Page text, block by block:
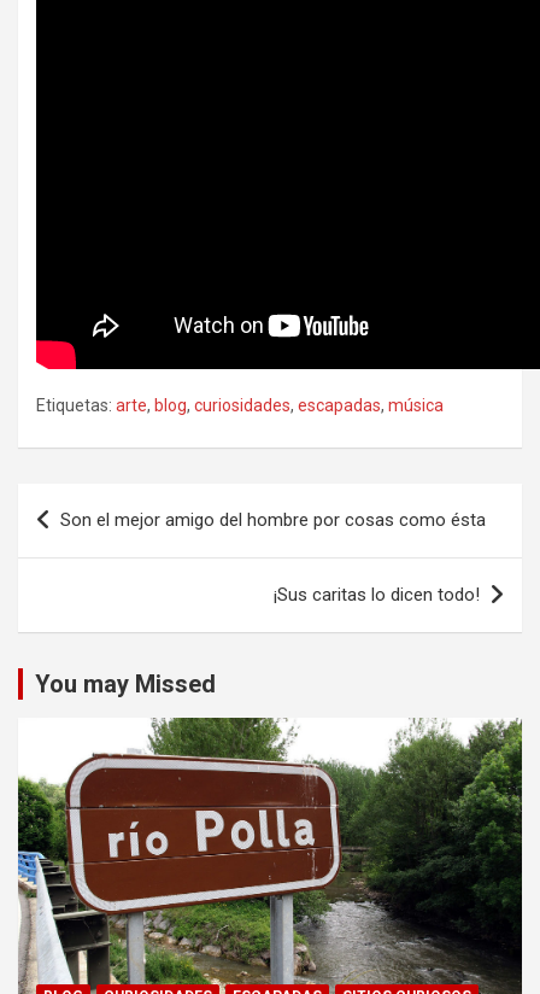
Etiquetas: arte, blog, curiosidades, escapadas, música
Navegación
de
Son el mejor amigo del hombre por cosas como ésta
¡Sus caritas lo dicen todo!
You may Missed